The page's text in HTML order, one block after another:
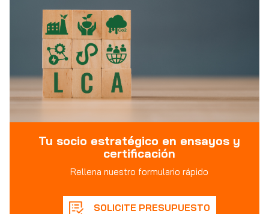
Tu socio estratégico en ensayos y
certificación
Rellena nuestro formulario rápido
SOLICITE PRESUPUESTO